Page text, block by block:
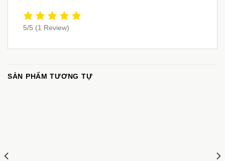
5/5 (1 Review)
SẢN PHẨM TƯƠNG TỰ